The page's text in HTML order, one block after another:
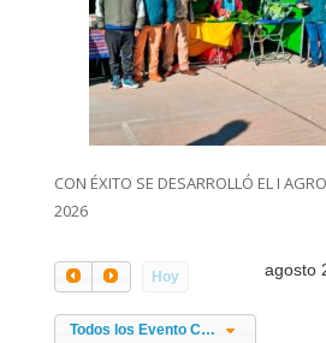
CON ÉXITO SE DESARROLLÓ EL I
2026
Hoy agosto
Todos los Evento Categories